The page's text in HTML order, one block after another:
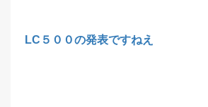
LC５００の発表ですねえ